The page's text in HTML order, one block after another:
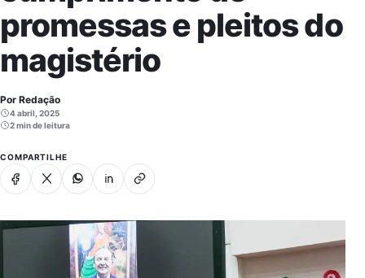
promessas e pleitos do
magistério
Por Redação
4 abril, 2025
2 min de leitura
COMPARTILHE
Facebook
X WhatsappLinkedinCopiar link